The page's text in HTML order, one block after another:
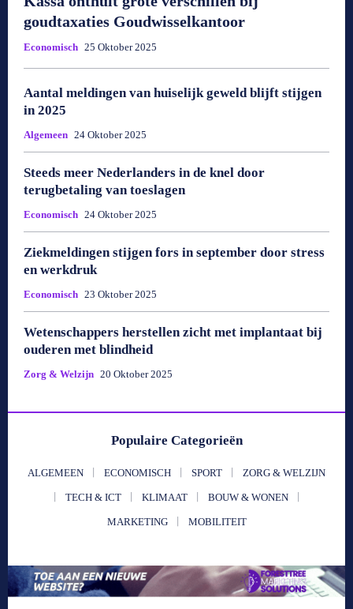
goudtaxaties Goudwisselkantoor
Economisch 25 Oktober 2025
Aantal meldingen van huiselijk geweld blijft stijgen
in 2025
Algemeen 24 Oktober 2025
Steeds meer Nederlanders in de knel door
terugbetaling van toeslagen
Economisch 24 Oktober 2025
Ziekmeldingen stijgen fors in september door stress
en werkdruk
Economisch 23 Oktober 2025
Wetenschappers herstellen zicht met implantaat bij
ouderen met blindheid
Zorg & Welzijn 20 Oktober 2025
Populaire Categorieën
ALGEMEEN ECONOMISCH SPORT ZORG & WELZIJN
TECH & ICT KLIMAAT BOUW & WONEN
MARKETING MOBILITEIT